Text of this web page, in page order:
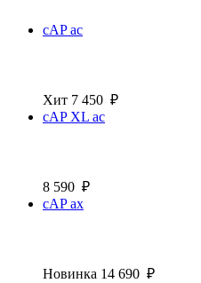
cAP ac
Хит 7 450 ₽
cAP XL ac
8 590 ₽
cAP ax
Новинка 14 690 ₽